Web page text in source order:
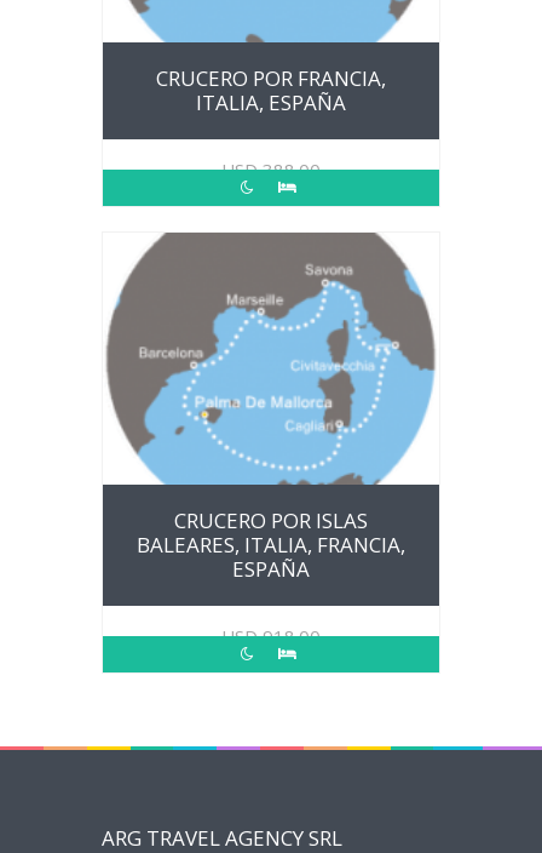
CRUCERO POR FRANCIA,
ITALIA, ESPAÑA
USD388.00
CRUCERO POR ISLAS
BALEARES, ITALIA, FRANCIA,
ESPAÑA
USD918.00
ARG TRAVEL AGENCY SRL